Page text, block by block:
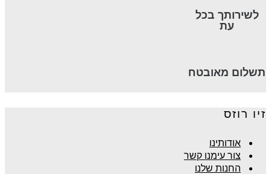
לשירותך בכל
עת
תשלום מאובטח
זיו רוזס
אודותינו
צור עימנו קשר
החנות שלנו